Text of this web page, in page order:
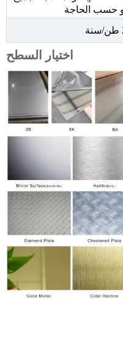
أو حسب الحاجة
اختيار السطح